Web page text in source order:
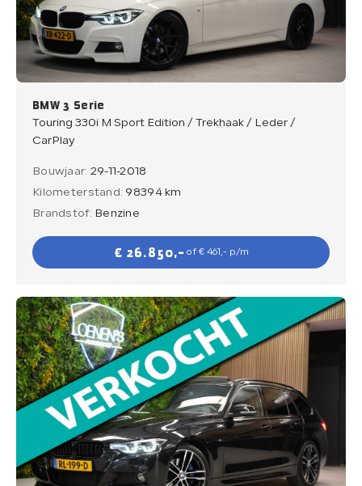
BMW 3 Serie
Touring 330i M Sport Edition / Trekhaak / Leder /
CarPlay
Bouwjaar: 29-11-2018
Kilometerstand: 98394 km
Brandstof: Benzine
€ 26.850,- of € 461,- p/m